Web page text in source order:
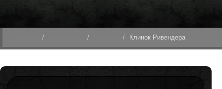
Клинок Ривендера